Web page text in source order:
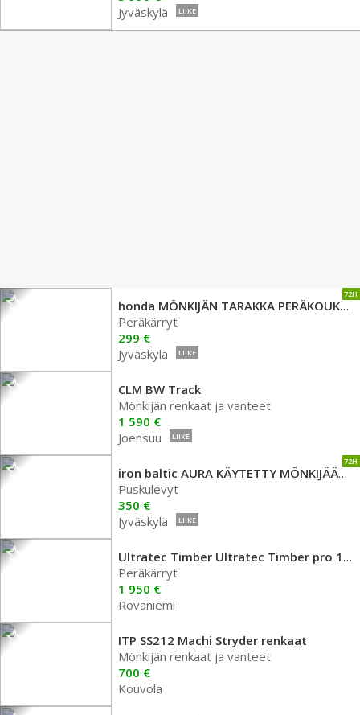
Jyväskylä
LIIKE
72H
honda MÖNKIJÄN TARAKKA PERÄKOUKKU MALLI TAVARATELINE
Peräkärryt
299 €
Jyväskylä
LIIKE
CLM BW Track
Mönkijän renkaat ja vanteet
1 590 €
Joensuu
LIIKE
72H
iron baltic AURA KÄYTETTY MÖNKIJÄÄN POHJAKIINNITYS
Puskulevyt
350 €
Jyväskylä
LIIKE
Ultratec Timber Ultratec Timber pro 1200
Peräkärryt
1 950 €
Rovaniemi
ITP SS212 Machi Stryder renkaat
Mönkijän renkaat ja vanteet
700 €
Kouvola